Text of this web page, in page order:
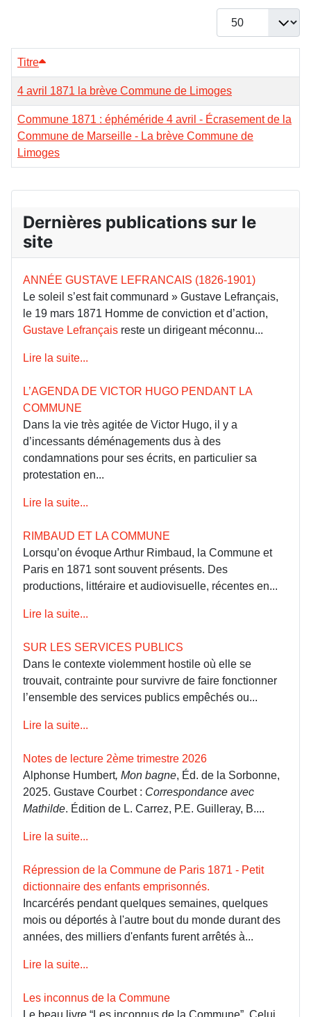
Afficher #
Titre
4 avril 1871 la brève Commune de Limoges
Commune 1871 : éphéméride 4 avril - Écrasement de la
Commune de Marseille - La brève Commune de
Limoges
Dernières publications sur le
site
ANNÉE GUSTAVE LEFRANCAIS (1826-1901)
Le soleil s’est fait communard » Gustave Lefrançais,
le 19 mars 1871 Homme de conviction et d’action,
Gustave Lefrançais reste un dirigeant méconnu...
Lire la suite...
L’AGENDA DE VICTOR HUGO PENDANT LA
COMMUNE
Dans la vie très agitée de Victor Hugo, il y a
d’incessants déménagements dus à des
condamnations pour ses écrits, en particulier sa
protestation en...
Lire la suite...
RIMBAUD ET LA COMMUNE
Lorsqu’on évoque Arthur Rimbaud, la Commune et
Paris en 1871 sont souvent présents. Des
productions, littéraire et audiovisuelle, récentes en...
Lire la suite...
SUR LES SERVICES PUBLICS
Dans le contexte violemment hostile où elle se
trouvait, contrainte pour survivre de faire fonctionner
l’ensemble des services publics empêchés ou...
Lire la suite...
Notes de lecture 2ème trimestre 2026
Alphonse Humbert, Mon bagne, Éd. de la Sorbonne,
2025. Gustave Courbet : Correspondance avec
Mathilde. Édition de L. Carrez, P.E. Guilleray, B....
Lire la suite...
Répression de la Commune de Paris 1871 - Petit
dictionnaire des enfants emprisonnés.
Incarcérés pendant quelques semaines, quelques
mois ou déportés à l'autre bout du monde durant des
années, des milliers d'enfants furent arrêtés à...
Lire la suite...
Les inconnus de la Commune